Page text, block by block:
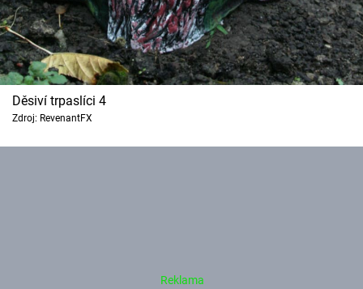
Děsiví trpaslíci 4
Zdroj: RevenantFX